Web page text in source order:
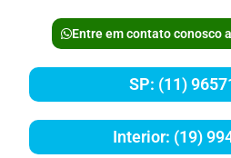
Entre em contato conosco
SP: (11)
Interior: (19)